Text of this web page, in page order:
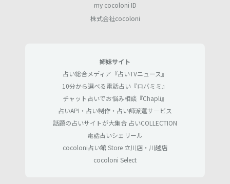
my cocoloni ID
株式会社cocoloni
姉妹サイト
占い総合メディア『占いTVニュース』
10分から選べる電話占い『ロバミミ』
チャット占いでお悩み相談『Chapli』
占いAPI・占い制作・占い師派遣サ―ビス
話題の占いサイトが大集合 占いCOLLECTION
電話占いシェリール
cocoloni占い館 Store 立川店・川越店
cocoloni Select